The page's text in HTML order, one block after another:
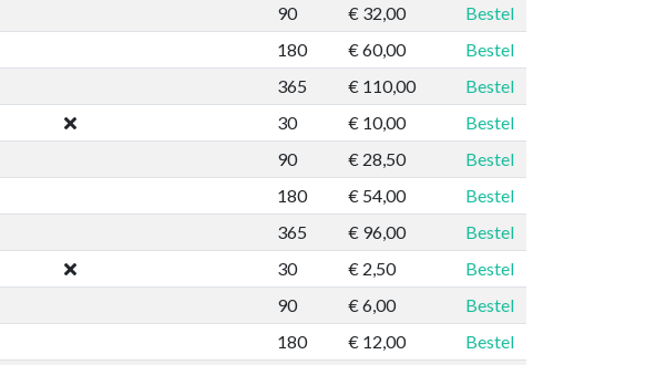
90
€ 32,00
Bestel
180
€ 60,00
Bestel
365
€ 110,00
Bestel
30 € 10,00
Bestel
90
€ 28,50
Bestel
180
€ 54,00
Bestel
365
€ 96,00
Bestel
30 € 2,50
Bestel
90
€ 6,00
Bestel
180
€ 12,00
Bestel